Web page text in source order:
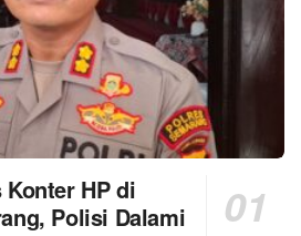
HP di
Polisi Dalami